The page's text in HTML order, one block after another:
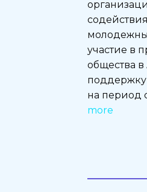
участие в
общества
на период
more